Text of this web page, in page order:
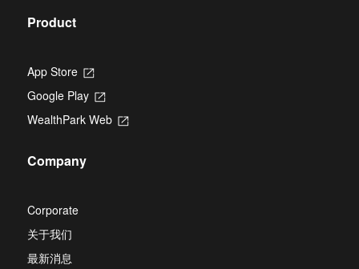
Product
App Store
Opens
a
new
tab
Google Play
Opens
a
WealthPark Web
Opens
Company
Corporate
关于我们
最新消息